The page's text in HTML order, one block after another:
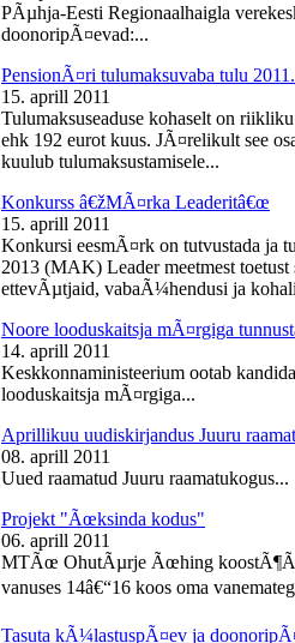
PÃµhja-Eesti Regionaalhaigla
doonoripÃ¤evad:...
PensionÃ¤ri tulumaksuvaba tulu
15. aprill 2011
Tulumaksuseaduse kohaselt on
ehk 192 eurot kuus. JÃ¤relikult see
kuulub tulumaksustamisele...
Konkurss â€žMÃ¤rka Leaderitâ€œ
15. aprill 2011
Konkursi eesmÃ¤rk on tutvustada ja
2013 (MAK) Leader meetmest
ettevÃµtjaid, vabaÃ¼hendusi ja
Noore looduskaitsja mÃ¤rgiga
14. aprill 2011
Keskkonnaministeerium ootab
looduskaitsja mÃ¤rgiga...
Aprillikuu uudiskirjandus Juuru
08. aprill 2011
Uued raamatud Juuru raamatukogus...
Projekt "Ãœksinda kodus"
06. aprill 2011
MTÃœ OhutÃµrje Ãœhing
vanuses 14â€“16 koos oma
Tasuta kÃ¼lastuspÃ¤ev ja